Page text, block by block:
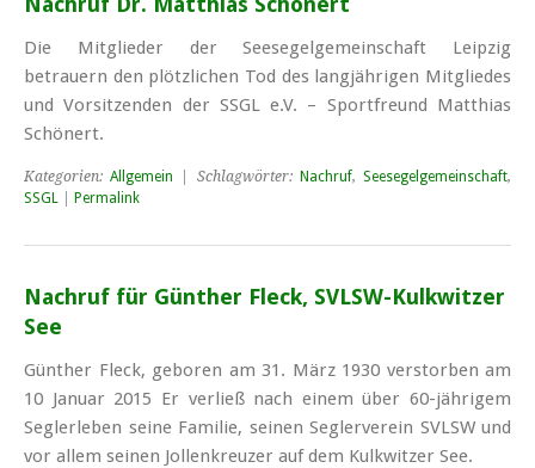
Die Mitglieder der Seesegelgemeinschaft Leipzig
betrauern den plötzlichen Tod des langjährigen Mitgliedes
und Vorsitzenden der SSGL e.V. – Sportfreund Matthias
Schönert.
Kategorien:Allgemein | Schlagwörter: Nachruf,Seesegelgemeinschaft,
SSGL
Permalink
Nachruf für Günther Fleck, SVLSW-Kulkwitzer
See
Günther Fleck, geboren am 31. März 1930 verstorben am
10 Januar 2015 Er verließ nach einem über 60-jährigem
Seglerleben seine Familie, seinen Seglerverein SVLSW und
vor allem seinen Jollen­kreuzer auf dem Kulkwitzer See.